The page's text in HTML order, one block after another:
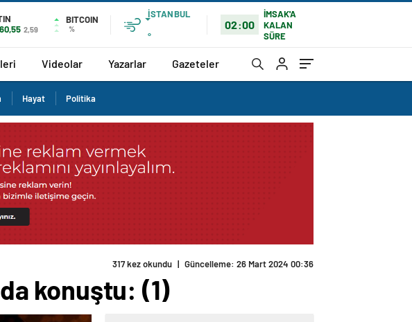
2,59
BITCOIN
%
İSTANBUL
°
02:00
İMSAK'A
KALAN
SÜRE
Videolar Yazarlar Gazeteler
Hayat Politika
317 kez okundu | Güncelleme: 26 Mart 2024 00:36
konuştu: (1)